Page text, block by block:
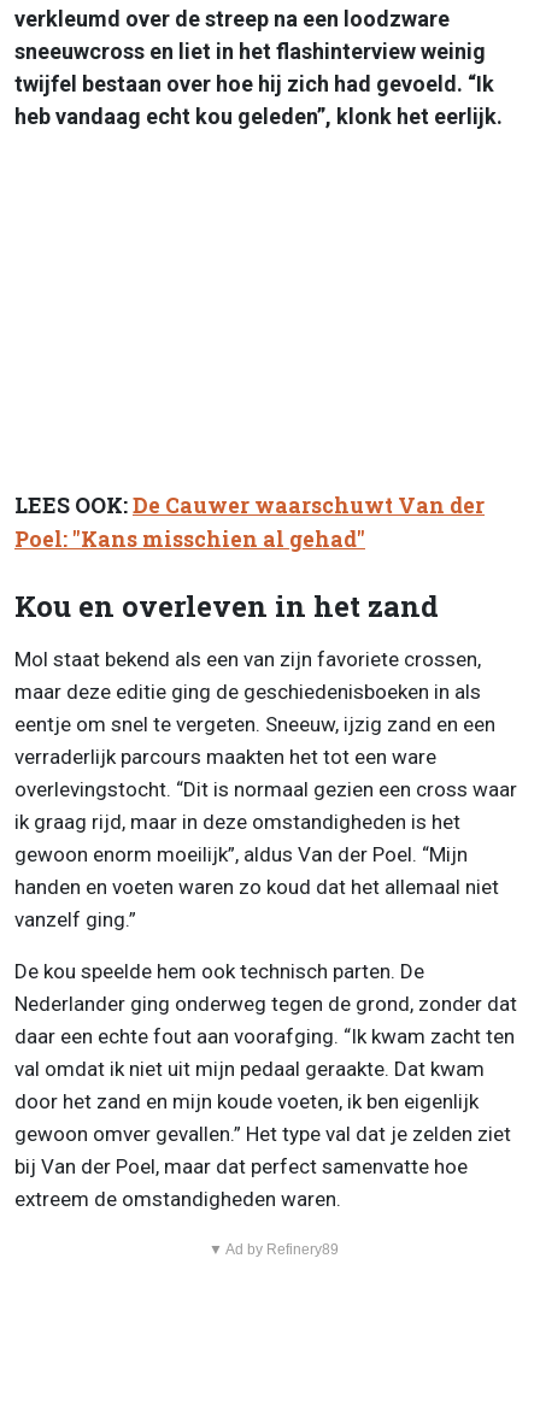
verkleumd over de streep na een loodzware
sneeuwcross en liet in het flashinterview weinig
twijfel bestaan over hoe hij zich had gevoeld. “Ik
heb vandaag echt kou geleden”, klonk het eerlijk.
LEES OOK:De Cauwer waarschuwt Van der
Poel: "Kans misschien al gehad"
Kou en overleven in het zand
Mol staat bekend als een van zijn favoriete crossen,
maar deze editie ging de geschiedenisboeken in als
eentje om snel te vergeten. Sneeuw, ijzig zand en een
verraderlijk parcours maakten het tot een ware
overlevingstocht. “Dit is normaal gezien een cross waar
ik graag rijd, maar in deze omstandigheden is het
gewoon enorm moeilijk”, aldus Van der Poel. “Mijn
handen en voeten waren zo koud dat het allemaal niet
vanzelf ging.”
De kou speelde hem ook technisch parten. De
Nederlander ging onderweg tegen de grond, zonder dat
daar een echte fout aan voorafging. “Ik kwam zacht ten
val omdat ik niet uit mijn pedaal geraakte. Dat kwam
door het zand en mijn koude voeten, ik ben eigenlijk
gewoon omver gevallen.” Het type val dat je zelden ziet
bij Van der Poel, maar dat perfect samenvatte hoe
extreem de omstandigheden waren.
▼ Ad by Refinery89